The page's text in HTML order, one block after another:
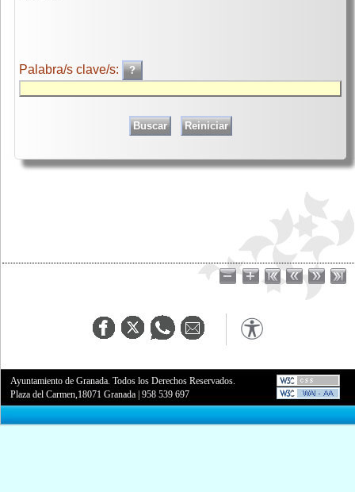
Palabra/s clave/s:
Ayuntamiento de Granada. Todos los Derechos Reservados.
Plaza del Carmen,18071 Granada |958 539 697